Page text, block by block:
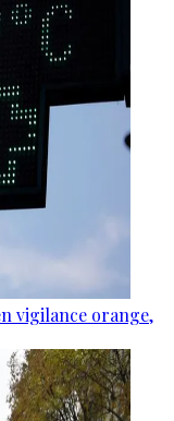
vigilance orange,